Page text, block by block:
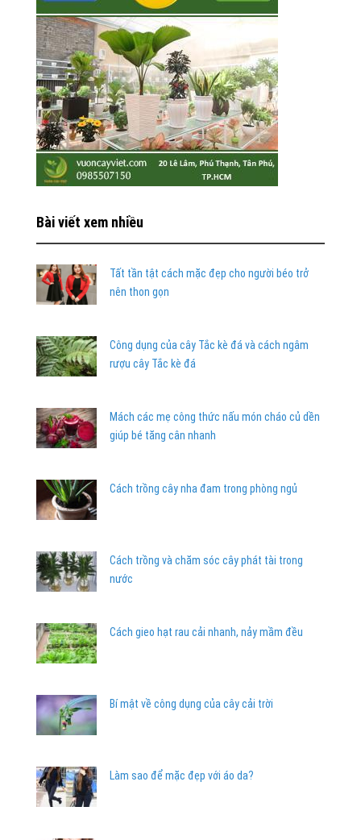
Bài viết xem nhiều
Tất tần tật cách mặc đẹp cho người béo trở
nên thon gọn
Công dụng của cây Tắc kè đá và cách ngâm
rượu cây Tắc kè đá
Mách các mẹ công thức nấu món cháo củ dền
giúp bé tăng cân nhanh
Cách trồng cây nha đam trong phòng ngủ
Cách trồng và chăm sóc cây phát tài trong
nước
Cách gieo hạt rau cải nhanh, nảy mầm đều
Bí mật về công dụng của cây cải trời
Làm sao để mặc đẹp với áo da?